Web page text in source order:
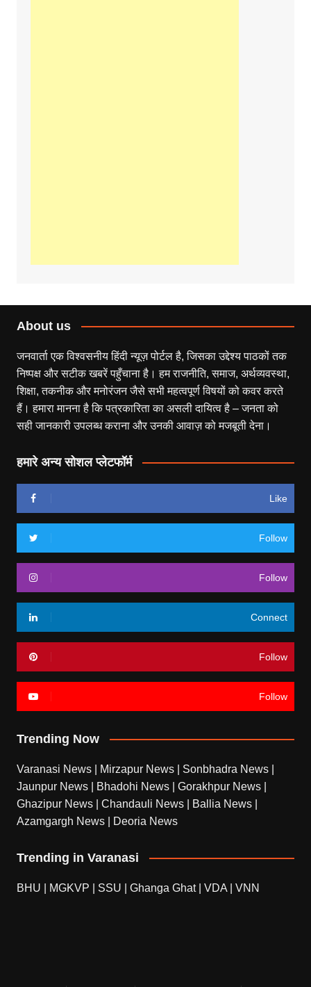
About us
जनवार्ता एक विश्वसनीय हिंदी न्यूज़ पोर्टल है, जिसका उद्देश्य पाठकों तक
निष्पक्ष और सटीक खबरें पहुँचाना है। हम राजनीति, समाज, अर्थव्यवस्था,
शिक्षा, तकनीक और मनोरंजन जैसे सभी महत्वपूर्ण विषयों को कवर करते
हैं। हमारा मानना है कि पत्रकारिता का असली दायित्व है – जनता को
सही जानकारी उपलब्ध कराना और उनकी आवाज़ को मजबूती देना।
हमारे अन्य सोशल प्लेटफॉर्म
Like
Follow
Follow
Connect
Follow
Follow
Trending Now
Varanasi News Mirzapur News Sonbhadra News
Jaunpur News
Bhadohi News Gorakhpur News
Ghazipur News
Chandauli News Ballia News
Azamgargh News
Deoria News
Trending in Varanasi
BHU MGKVP SSU Ghanga Ghat| VDA VNN